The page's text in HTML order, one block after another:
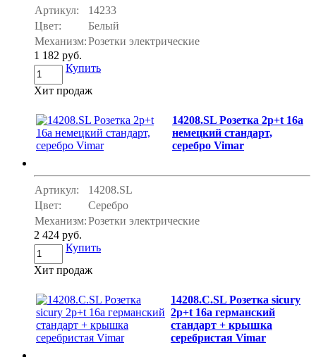
Артикул:
14233
Цвет:
Белый
Механизм:Розетки электрические
1 182 руб.
Купить
Хит продаж
14208.SL Розетка 2p+t 16a
немецкий стандарт,
серебро Vimar
Артикул:
14208.SL
Цвет:
Серебро
Механизм:Розетки электрические
2 424 руб.
Купить
Хит продаж
14208.C.SL Розетка sicury
2p+t 16a германский
стандарт + крышка
серебристая Vimar